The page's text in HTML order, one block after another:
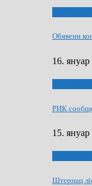
Обявени
16.
РИК
15.
Штернац